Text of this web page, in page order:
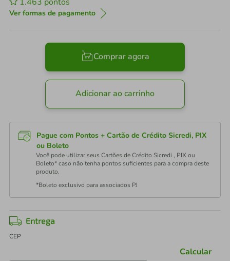
Ver formas de pagamento
Comprar agora
Adicionar ao carrinho
Pague com Pontos + Cartão de Crédito Sicredi, PIX
ou Boleto
Você pode utilizar seus Cartões de Crédito Sicredi , PIX ou
Boleto* caso não tenha pontos suficientes para a compra deste
produto.
*Boleto exclusivo para associados PJ
Entrega
CEP
Calcular